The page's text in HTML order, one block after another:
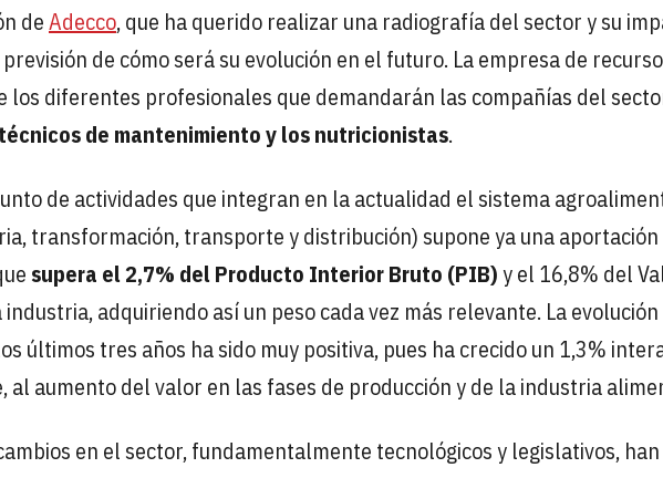
deAdecco, que ha querido realizar una radiografía del sector y su
de cómo será su evolución en el futuro. La empresa de
los diferentes profesionales que demandarán las compañías del
técnicos de mantenimiento y los nutricionistas.
de actividades que integran en la actualidad el sistema
transformación, transporte y distribución) supone ya una aportación
supera el 2,7% del Producto Interior Bruto (PIB)y el 16,8% del
adquiriendo así un peso cada vez más relevante. La
últimos tres años ha sido muy positiva, pues ha crecido un 1,3%
aumento del valor en las fases de producción y de la industria
en el sector, fundamentalmente tecnológicos y legislativos, han